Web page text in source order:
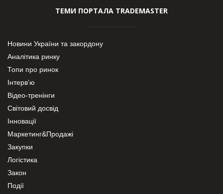
ТЕМИ ПОРТАЛА TRADEMASTER
Новини України та закордону
Аналітика ринку
Топи про ринок
Інтерв’ю
Відео-тренінги
Світовий досвід
Інновації
Маркетинг&Продажі
Закупки
Логістика
Закон
Події